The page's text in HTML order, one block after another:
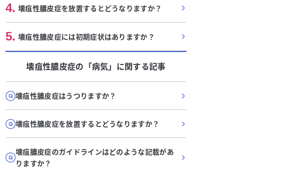
4. 壊疽性膿皮症を放置するとどうなりますか？
5. 壊疽性膿皮症には初期症状はありますか？
壊疽性膿皮症の「病気」に関する記事
壊疽性膿皮症はうつりますか？
壊疽性膿皮症を放置するとどうなりますか？
壊疽膿皮症のガイドラインはどのような記載があ
りますか？